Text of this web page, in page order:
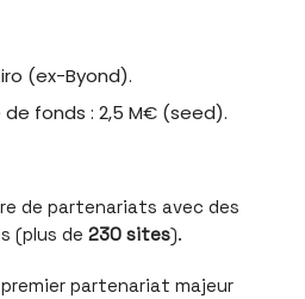
(ex-Byond).
fonds : 2,5 M€ (seed).
de partenariats avec des
(plus de 230 sites).
premier partenariat majeur